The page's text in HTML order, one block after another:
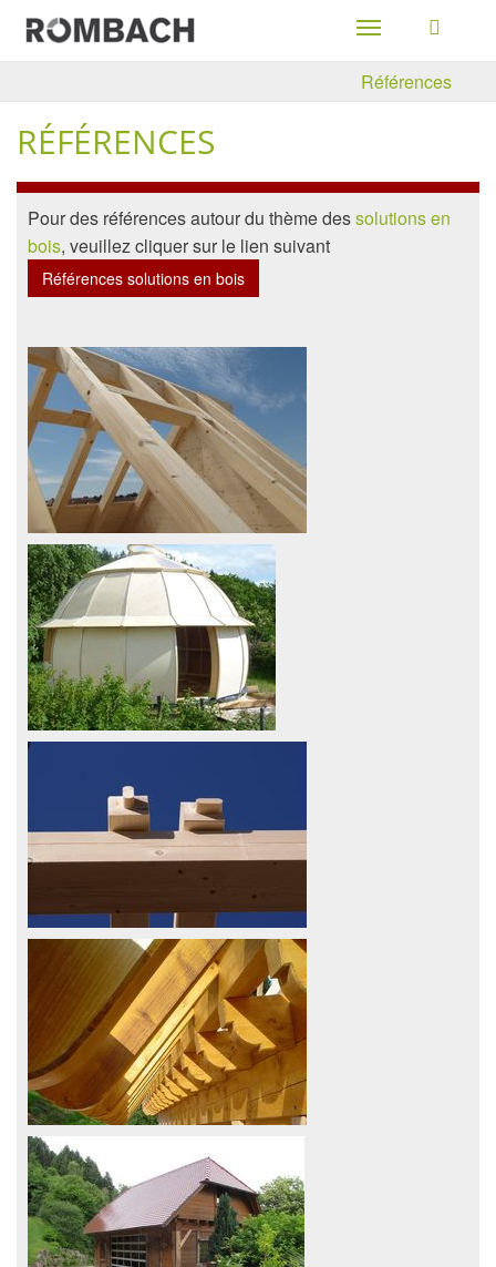
Toggle
navigation
Références
RÉFÉRENCES
Pour des références autour du thème dessolutions en
bois, veuillez cliquer sur le lien suivant
Références solutions en bois